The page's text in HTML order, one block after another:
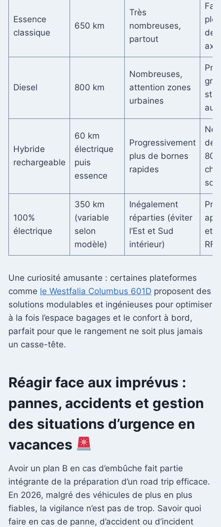
Essence
classique
650 km
Très
nombreuses,
partout
Diesel 800 km
Nombreuses,
attention zones
urbaines
Hybride
rechargeable
60 km
électrique
puis
essence
Progressivement
plus de bornes
rapides
Ne
100%
électrique
350 km
(variable
selon
modèle)
Inégalement
réparties (éviter
l’Est et Sud
intérieur)
et
Une curiosité amusante : certaines plateformes
comme le Westfalia Columbus 601D proposent des
solutions modulables et ingénieuses pour optimiser
à la fois l’espace bagages et le confort à bord,
parfait pour que le rangement ne soit plus jamais
un casse-tête.
Réagir face aux imprévus :
pannes, accidents et gestion
des situations d’urgence en
vacances
Avoir un plan B en cas d’embûche fait partie
intégrante de la préparation d’un road trip efficace.
En 2026, malgré des véhicules de plus en plus
fiables, la vigilance n’est pas de trop. Savoir quoi
faire en cas de panne, d’accident ou d’incident